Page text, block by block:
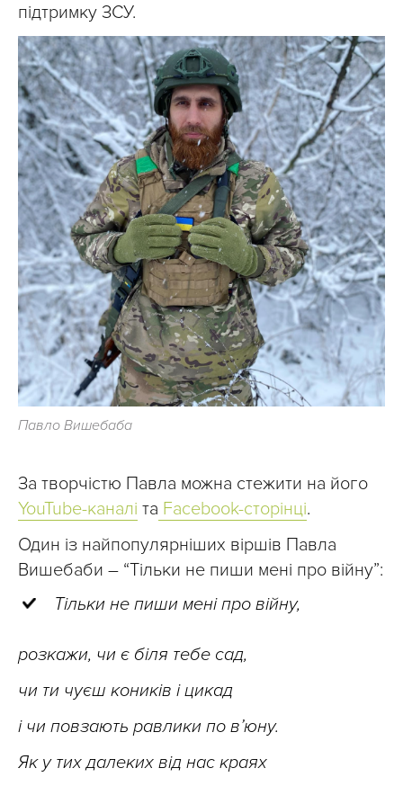
підтримку ЗСУ.
Павло Вишебаба
За творчістю Павла можна стежити на його
YouTube-каналі та Facebook-сторінці.
Один із найпопулярніших віршів Павла
Вишебаби – “Тільки не пиши мені про війну”:
Тільки не пиши мені про війну,
розкажи, чи є біля тебе сад,
чи ти чуєш коників і цикад
і чи повзають равлики по в’юну.
Як у тих далеких від нас краях